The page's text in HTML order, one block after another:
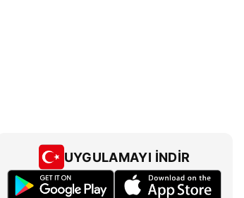
UYGULAMAYI İNDIR